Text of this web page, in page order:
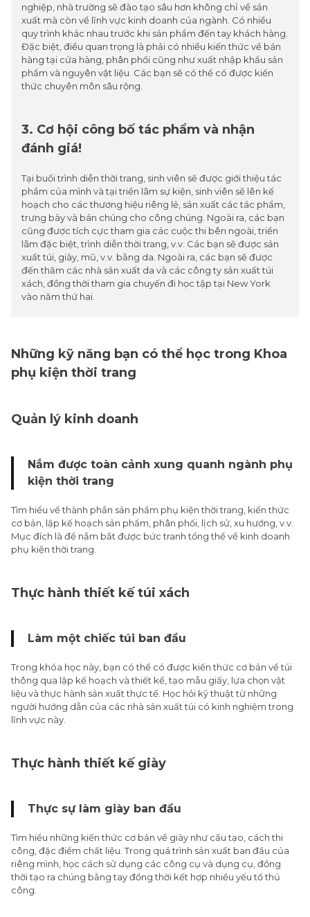
nghiệp, nhà trường sẽ đào tạo sâu hơn không chỉ về sản
xuất mà còn về lĩnh vực kinh doanh của ngành. Có nhiều
quy trình khác nhau trước khi sản phẩm đến tay khách hàng.
Đặc biệt, điều quan trọng là phải có nhiều kiến thức về bán
hàng tại cửa hàng, phân phối cũng như xuất nhập khẩu sản
phẩm và nguyên vật liệu. Các bạn sẽ có thể có được kiến
thức chuyên môn sâu rộng.
3. Cơ hội công bố tác phẩm và nhận
đánh giá!
Tại buổi trình diễn thời trang, sinh viên sẽ được giới thiệu tác
phẩm của mình và tại triển lãm sự kiện, sinh viên sẽ lên kế
hoạch cho các thương hiệu riêng lẻ, sản xuất các tác phẩm,
trưng bày và bán chúng cho công chúng. Ngoài ra, các bạn
cũng được tích cực tham gia các cuộc thi bên ngoài, triển
lãm đặc biệt, trình diễn thời trang, v.v. Các bạn sẽ được sản
xuất túi, giày, mũ, v.v. bằng da. Ngoài ra, các bạn sẽ được
đến thăm các nhà sản xuất da và các công ty sản xuất túi
xách, đồng thời tham gia chuyến đi học tập tại New York
vào năm thứ hai.
Những kỹ năng bạn có thể học trong Khoa
phụ kiện thời trang
Quản lý kinh doanh
Nắm được toàn cảnh xung quanh ngành phụ
kiện thời trang
Tìm hiểu về thành phần sản phẩm phụ kiện thời trang, kiến thức
cơ bản, lập kế hoạch sản phẩm, phân phối, lịch sử, xu hướng, v.v.
Mục đích là để nắm bắt được bức tranh tổng thể về kinh doanh
phụ kiện thời trang.
Thực hành thiết kế túi xách
Làm một chiếc túi ban đầu
Trong khóa học này, bạn có thể có được kiến thức cơ bản về túi
thông qua lập kế hoạch và thiết kế, tạo mẫu giấy, lựa chọn vật
liệu và thực hành sản xuất thực tế. Học hỏi kỹ thuật từ những
người hướng dẫn của các nhà sản xuất túi có kinh nghiệm trong
lĩnh vực này.
Thực hành thiết kế giày
Thực sự làm giày ban đầu
Tìm hiểu những kiến thức cơ bản về giày như cấu tạo, cách thi
công, đặc điểm chất liệu. Trong quá trình sản xuất ban đầu của
riêng mình, học cách sử dụng các công cụ và dụng cụ, đồng
thời tạo ra chúng bằng tay đồng thời kết hợp nhiều yếu tố thủ
công.